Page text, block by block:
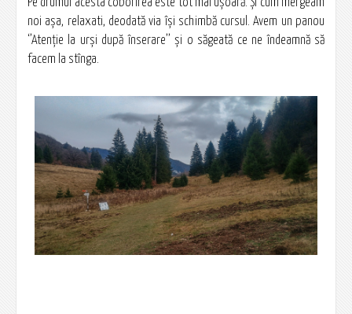
noi așa, relaxati, deodată via își schimbă cursul. Avem un panou
‘’Atenție la urși după înserare’’ și o săgeată ce ne îndeamnă să
facem la stînga.